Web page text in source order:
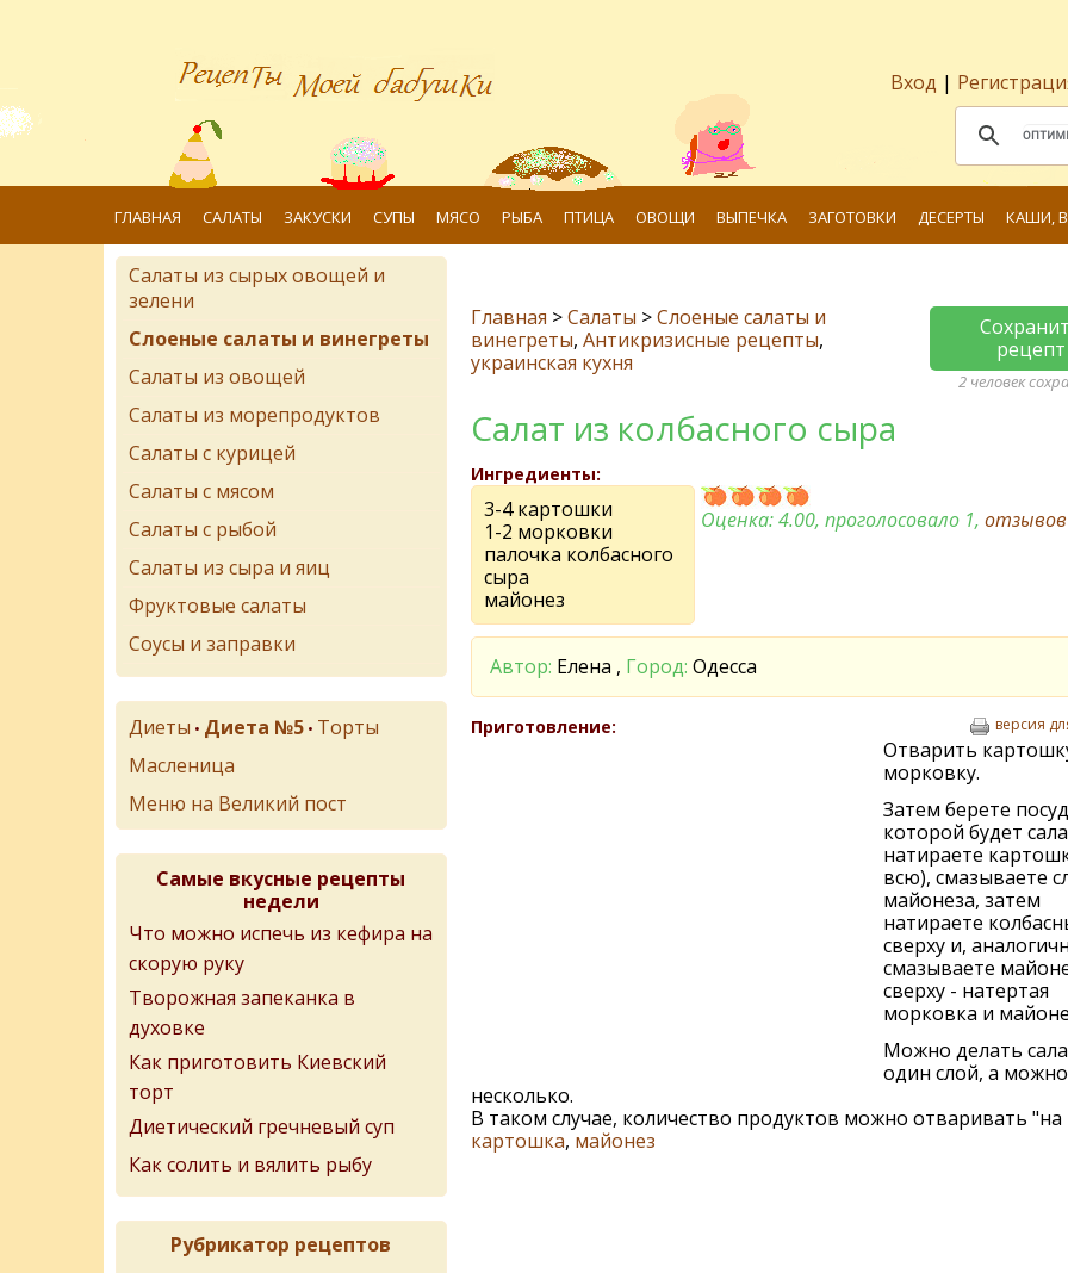
Вход |
ГЛАВНАЯ САЛАТЫ ЗАКУСКИ СУПЫ МЯСО РЫБА ПТИЦА ОВОЩИ ВЫПЕЧКА ЗАГОТОВКИ ДЕСЕРТЫ КАШИ,
Главная >Салаты >Слоеные салаты и
винегреты, Антикризисные рецепты,
украинская кухня
рецепт
2 человек
Салат из колбасного сыра
Ингредиенты:
3-4 картошки
1-2 морковки
палочка колбасного
сыра
майонез
Оценка:4.00, проголосовало 1,
Автор: Елена , Город: Одесса
Приготовление: версия
Отварить
морковку.
Затем берете
которой будет
натираете
всю), смазываете
майонеза, затем
натираете
сверху и,
смазываете
сверху - натертая
морковка и
Можно делать
один слой, а
несколько.
В таком случае, количество продуктов можно отваривать "на
картошка, майонез
Салаты из сырых овощей и
зелени
Слоеные салаты и винегреты
Салаты из овощей
Салаты из морепродуктов
Салаты с курицей
Салаты с мясом
Салаты с рыбой
Салаты из сыра и яиц
Фруктовые салаты
Соусы и заправки
Диеты • Диета №5 • Торты
Масленица
Меню на Великий пост
Самые вкусные рецепты
недели
Что можно испечь из кефира на
скорую руку
Творожная запеканка в
духовке
Как приготовить Киевский
торт
Диетический гречневый суп
Как солить и вялить рыбу
Рубрикатор рецептов